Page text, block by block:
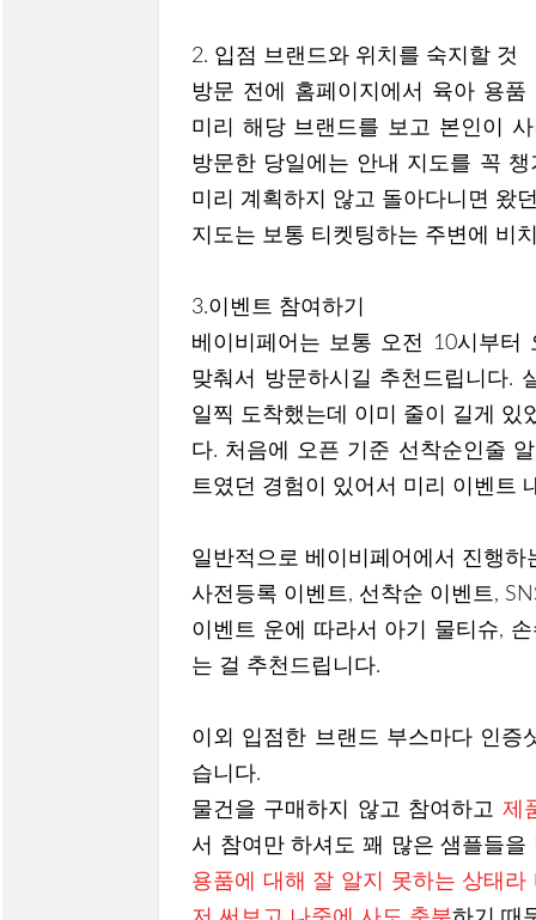
2. 입점 브랜드와 위치를 숙지할 것
방문 전에 홈페이지에서 육아 용
미리 해당 브랜드를 보고 본인이
방문한 당일에는 안내 지도를 꼭
미리 계획하지 않고 돌아다니면 왔
지도는 보통 티켓팅하는 주변에 비
3.이벤트 참여하기
베이비페어는 보통 오전 10시부터
맞춰서 방문하시길 추천드립니다.
일찍 도착했는데 이미 줄이 길게 있
다. 처음에 오픈 기준 선착순인줄
트였던 경험이 있어서 미리 이벤트
일반적으로 베이비페어에서 진행
사전등록 이벤트, 선착순 이벤트,
이벤트 운에 따라서 아기 물티슈,
는 걸 추천드립니다.
이외 입점한 브랜드 부스마다 인증
습니다.
물건을 구매하지 않고 참여하고 제
서 참여만 하셔도 꽤 많은 샘플들
용품에 대해 잘 알지 못하는 상태